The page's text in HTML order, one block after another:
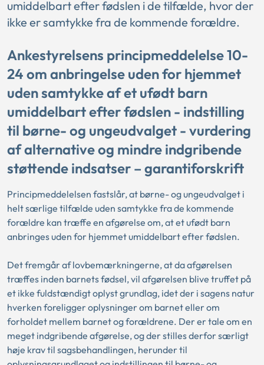
umiddelbart efter fødslen i de tilfælde, hvor der
ikke er samtykke fra de kommende forældre.
Ankestyrelsens principmeddelelse 10-
24 om anbringelse uden for hjemmet
uden samtykke af et ufødt barn
umiddelbart efter fødslen - indstilling
til børne- og ungeudvalget - vurdering
af alternative og mindre indgribende
støttende indsatser – garantiforskrift
Principmeddelelsen fastslår, at børne- og ungeudvalget i
helt særlige tilfælde uden samtykke fra de kommende
forældre kan træffe en afgørelse om, at et ufødt barn
anbringes uden for hjemmet umiddelbart efter fødslen.
Det fremgår af lovbemærkningerne, at da afgørelsen
træffes inden barnets fødsel, vil afgørelsen blive truffet på
et ikke fuldstændigt oplyst grundlag, idet der i sagens natur
hverken foreligger oplysninger om barnet eller om
forholdet mellem barnet og forældrene. Der er tale om en
meget indgribende afgørelse, og der stilles derfor særligt
høje krav til sagsbehandlingen, herunder til